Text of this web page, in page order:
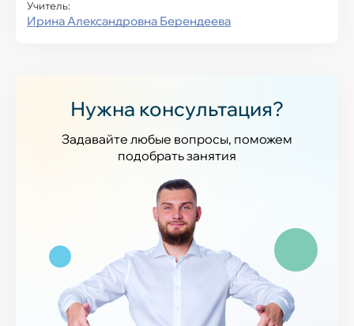
Учитель:
Ирина Александровна Берендеева
Нужна консультация?
Задавайте любые вопросы, поможем
подобрать занятия